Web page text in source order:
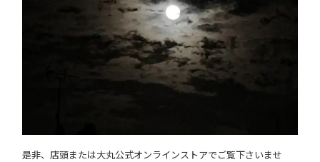
是非、店頭または大丸公式オンラインストアでご覧下さいませ